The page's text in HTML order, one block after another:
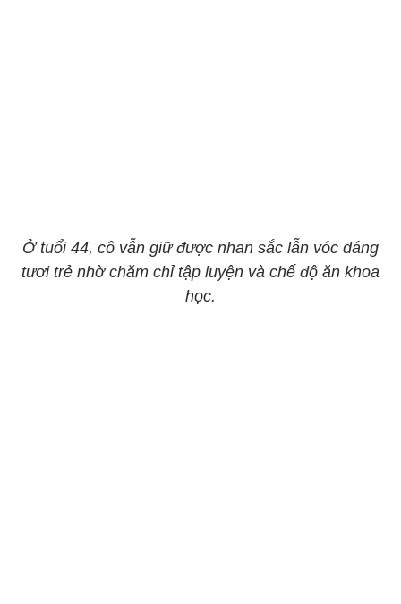
Ở tuổi 44, cô vẫn giữ được nhan sắc lẫn vóc dáng
tươi trẻ nhờ chăm chỉ tập luyện và chế độ ăn khoa
học.